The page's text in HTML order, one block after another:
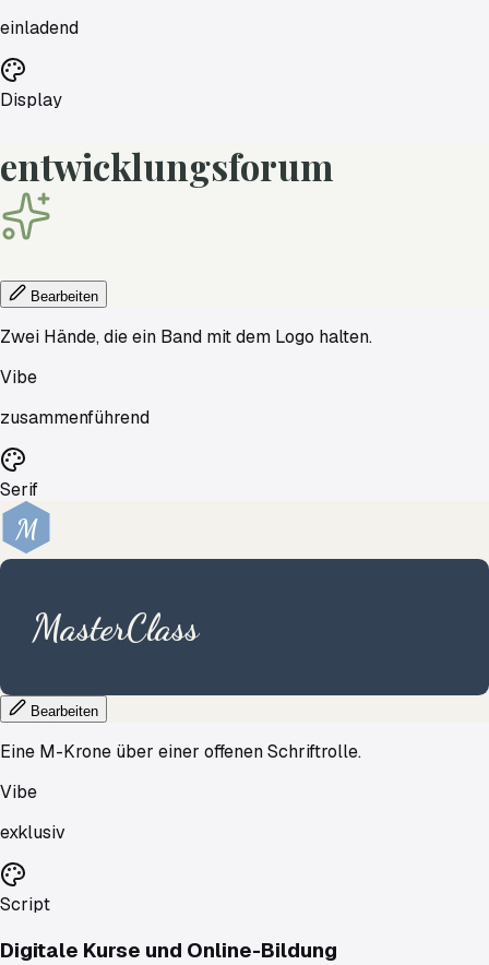
einladend
Display
entwicklungsforum
Bearbeiten
Zwei Hände, die ein Band mit dem Logo halten.
Vibe
zusammenführend
Serif
M
MasterClass
Bearbeiten
Eine M-Krone über einer offenen Schriftrolle.
Vibe
exklusiv
Script
Digitale Kurse und Online-Bildung